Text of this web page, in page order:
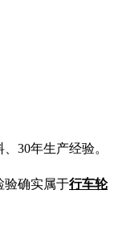
30年生产经验。
验确实属于行车轮